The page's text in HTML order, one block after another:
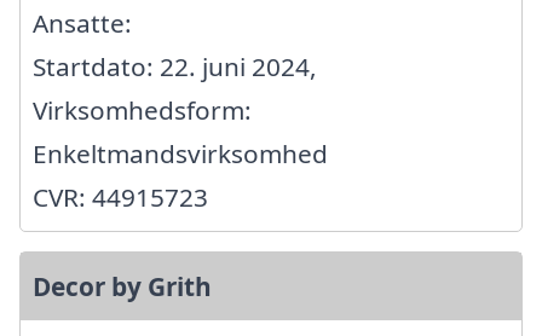
Ansatte:
Startdato: 22. juni 2024,
Virksomhedsform:
Enkeltmandsvirksomhed
CVR: 44915723
Decor by Grith